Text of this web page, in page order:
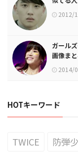
2012/
ガール
画像ま
2014/
HOTキーワード
TWICE 防弾